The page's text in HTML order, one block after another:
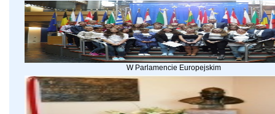
W Parlamencie Europejskim